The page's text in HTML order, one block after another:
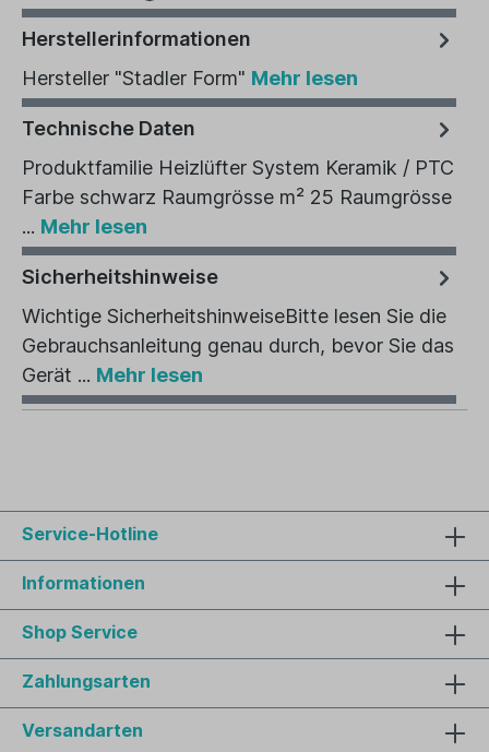
Herstellerinformationen
Hersteller "Stadler Form" Mehr lesen
Technische Daten
Produktfamilie Heizlüfter System Keramik / PTC
Farbe schwarz Raumgrösse m² 25 Raumgrösse
... Mehr lesen
Sicherheitshinweise
Wichtige SicherheitshinweiseBitte lesen Sie die
Gebrauchsanleitung genau durch, bevor Sie das
Gerät ... Mehr lesen
Service-Hotline
Informationen
Shop Service
Zahlungsarten
Versandarten